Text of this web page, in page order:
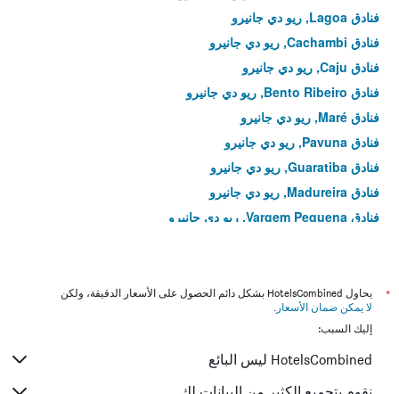
فنادق Lagoa, ريو دي جانيرو
فنادق Cachambi, ريو دي جانيرو
فنادق Caju, ريو دي جانيرو
فنادق Bento Ribeiro, ريو دي جانيرو
فنادق Maré, ريو دي جانيرو
فنادق Pavuna, ريو دي جانيرو
فنادق Guaratiba, ريو دي جانيرو
فنادق Madureira, ريو دي جانيرو
فنادق Vargem Pequena, ريو دي جانيرو
فنادق Inhoaíba, ريو دي جانيرو
فنادق Penha Circular, ريو دي جانيرو
فنادق Parque Anchieta, ريو دي جانيرو
*
يحاول HotelsCombined بشكل دائم الحصول على الأسعار الدقيقة، ولكن
لا يمكن ضمان الأسعار .
إليك السبب:
HotelsCombined ليس البائع